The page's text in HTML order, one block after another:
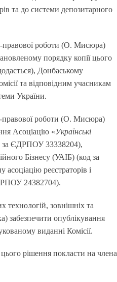
та до системи депозитарного
правової роботи (О. Мисюра)
порядку копії цього
Донбаському
та відповідним учасникам
України.
правової роботи (О. Мисюра)
Асоціацію «Українські
ЄДРПОУ 33338204),
Бізнесу (УАІБ) (код за
реєстраторів і
24382704).
технологій, зовнішніх та
забезпечити опублікування
виданні Комісії.
рішення покласти на члена